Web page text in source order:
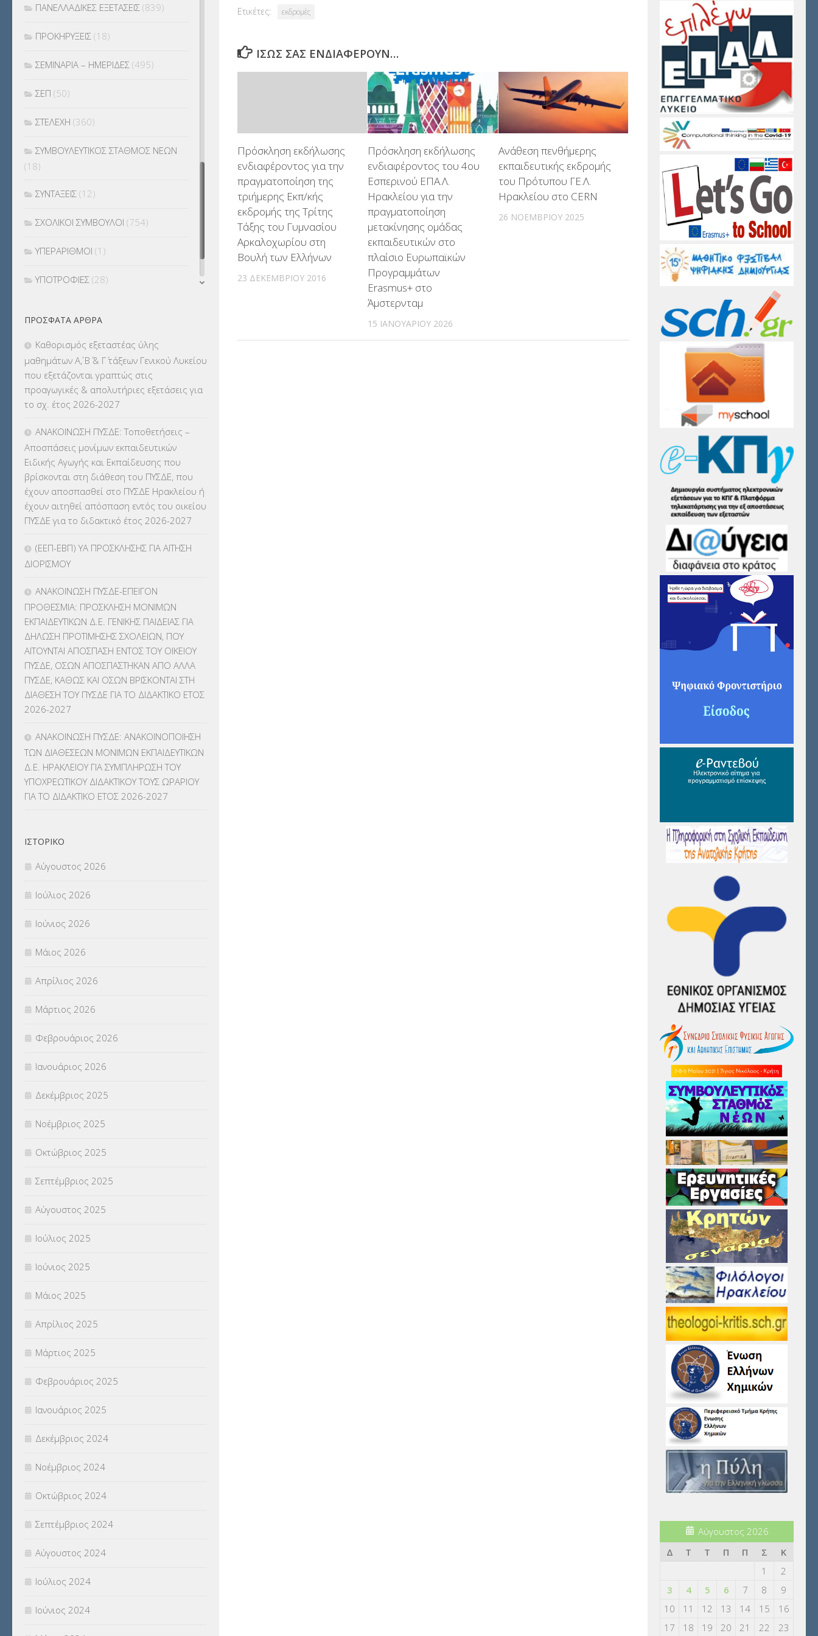
Ετικέτες: εκδρομές
ΊΣΩΣ ΣΑΣ ΕΝΔΙΑΦΈΡΟΥΝ…
Πρόσκληση εκδήλωσης
ενδιαφέροντος για την
πραγματοποίηση της
τριήμερης Εκπ/κής
εκδρομής της Τρίτης
Τάξης του Γυμνασίου
Αρκαλοχωρίου στη
Βουλή των Ελλήνων
23 ΔΕΚΕΜΒΡΊΟΥ 2016
Πρόσκληση εκδήλωσης
ενδιαφέροντος του 4ου
Εσπερινού ΕΠΑ.Λ.
Ηρακλείου για την
πραγματοποίηση
μετακίνησης ομάδας
εκπαιδευτικών στο
πλαίσιο Ευρωπαϊκών
Προγραμμάτων
Erasmus+ στο
Άμστερνταμ
15 ΙΑΝΟΥΑΡΊΟΥ 2026
Ανάθεση πενθήμερης
εκπαιδευτικής εκδρομής
του Πρότυπου ΓΕ.Λ.
Ηρακλείου στο CERN
26 ΝΟΕΜΒΡΊΟΥ 2025
ΠΑΝΕΛΛΑΔΙΚΕΣ ΕΞΕΤΑΣΕΙΣ (839)
ΠΡΟΚΗΡΥΞΕΙΣ (18)
ΣΕΜΙΝΑΡΙΑ – ΗΜΕΡΙΔΕΣ (495)
ΣΕΠ (50)
ΣΤΕΛΕΧΗ (360)
ΣΥΜΒΟΥΛΕΥΤΙΚΟΣ ΣΤΑΘΜΟΣ ΝΕΩΝ
(18)
ΣΥΝΤΑΞΕΙΣ (12)
ΣΧΟΛΙΚΟΙ ΣΥΜΒΟΥΛΟΙ (754)
ΥΠΕΡΑΡΙΘΜΟΙ (1)
ΥΠΟΤΡΟΦΙΕΣ (28)
ΠΡΌΣΦΑΤΑ ΆΡΘΡΑ
Καθορισμός εξεταστέας ύλης
μαθημάτων Α΄, Β΄ & Γ΄ τάξεων Γενικού Λυκείου
που εξετάζονται γραπτώς στις
προαγωγικές & απολυτήριες εξετάσεις για
το σχ. έτος 2026-2027
ΑΝΑΚΟΙΝΩΣΗ ΠΥΣΔΕ: Τοποθετήσεις –
Αποσπάσεις μονίμων εκπαιδευτικών
Ειδικής Αγωγής και Εκπαίδευσης που
βρίσκονται στη διάθεση του ΠΥΣΔΕ, που
έχουν αποσπασθεί στο ΠΥΣΔΕ Ηρακλείου ή
έχουν αιτηθεί απόσπαση εντός του οικείου
ΠΥΣΔΕ για το διδακτικό έτος 2026-2027
(ΕΕΠ-ΕΒΠ) ΥΑ ΠΡΟΣΚΛΗΣΗΣ ΓΙΑ ΑΙΤΗΣΗ
ΔΙΟΡΙΣΜΟΥ
ΑΝΑΚΟΙΝΩΣΗ ΠΥΣΔΕ-ΕΠΕΙΓΟΝ
ΠΡΟΘΕΣΜΙΑ: ΠΡΟΣΚΛΗΣΗ ΜΟΝΙΜΩΝ
ΕΚΠΑΙΔΕΥΤΙΚΩΝ Δ.Ε. ΓΕΝΙΚΗΣ ΠΑΙΔΕΙΑΣ ΓΙΑ
ΔΗΛΩΣΗ ΠΡΟΤΙΜΗΣΗΣ ΣΧΟΛΕΙΩΝ, ΠΟΥ
ΑΙΤΟΥΝΤΑΙ ΑΠΟΣΠΑΣΗ ΕΝΤΟΣ ΤΟΥ ΟΙΚΕΙΟΥ
ΠΥΣΔΕ, ΟΣΩΝ ΑΠΟΣΠΑΣΤΗΚΑΝ ΑΠΟ ΑΛΛΑ
ΠΥΣΔΕ, ΚΑΘΩΣ ΚΑΙ ΟΣΩΝ ΒΡΙΣΚΟΝΤΑΙ ΣΤΗ
ΔΙΑΘΕΣΗ ΤΟΥ ΠΥΣΔΕ ΓΙΑ ΤΟ ΔΙΔΑΚΤΙΚΟ ΕΤΟΣ
2026-2027
ΑΝΑΚΟΙΝΩΣΗ ΠΥΣΔΕ: ΑΝΑΚΟΙΝΟΠΟΙΗΣΗ
ΤΩΝ ΔΙΑΘΕΣΕΩΝ ΜΟΝΙΜΩΝ ΕΚΠΑΙΔΕΥΤΙΚΩΝ
Δ.Ε. ΗΡΑΚΛΕΙΟΥ ΓΙΑ ΣΥΜΠΛΗΡΩΣΗ ΤΟΥ
ΥΠΟΧΡΕΩΤΙΚΟΥ ΔΙΔΑΚΤΙΚΟΥ ΤΟΥΣ ΩΡΑΡΙΟΥ
ΓΙΑ ΤΟ ΔΙΔΑΚΤΙΚΟ ΕΤΟΣ 2026-2027
ΙΣΤΟΡΙΚΌ
Αύγουστος 2026
Ιούλιος 2026
Ιούνιος 2026
Μάιος 2026
Απρίλιος 2026
Μάρτιος 2026
Φεβρουάριος 2026
Ιανουάριος 2026
Δεκέμβριος 2025
Νοέμβριος 2025
Οκτώβριος 2025
Σεπτέμβριος 2025
Αύγουστος 2025
Ιούλιος 2025
Ιούνιος 2025
Μάιος 2025
Απρίλιος 2025
Μάρτιος 2025
Φεβρουάριος 2025
Ιανουάριος 2025
Δεκέμβριος 2024
Νοέμβριος 2024
Οκτώβριος 2024
Σεπτέμβριος 2024
Αύγουστος 2024
Ιούλιος 2024
Ιούνιος 2024
Αύγουστος 2026
Δ
Τ Τ Π Π Σ
Κ
1
2
3
4 5 6 7 8
9
10
11 12 13 14 15
16
17
18 19 20 21 22 23